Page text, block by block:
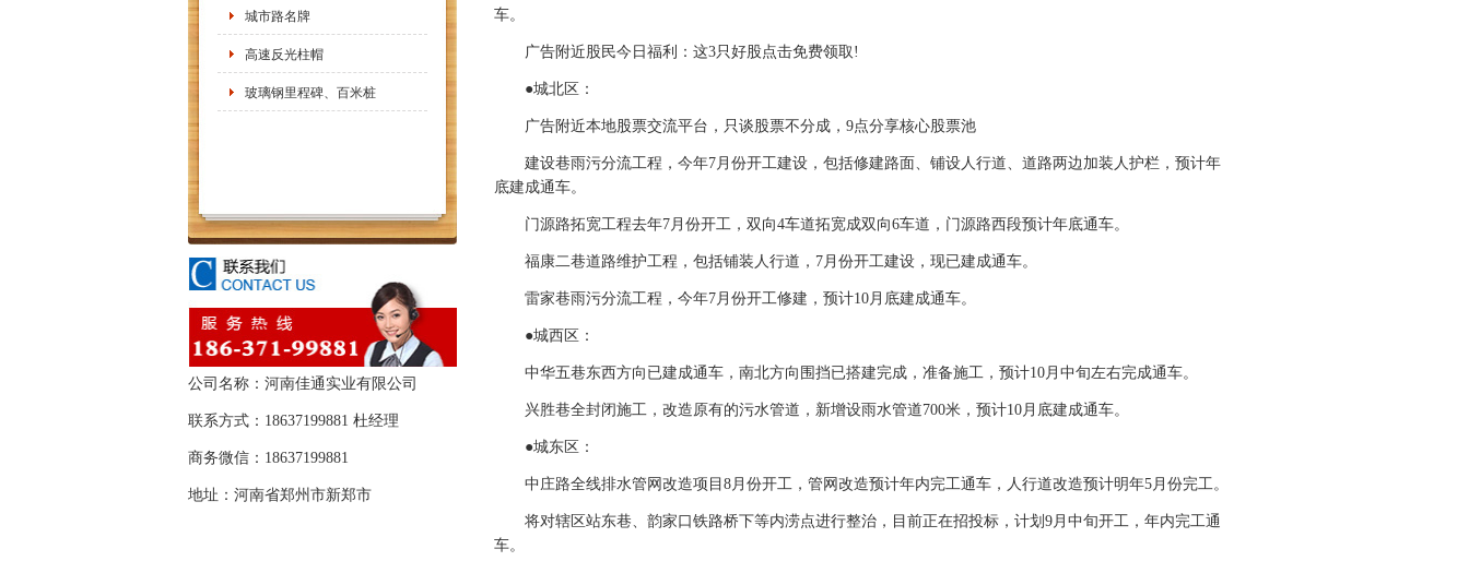
城市路名牌
高速反光柱帽
玻璃钢里程碑、百米桩
公司名称：河南佳通实业有限公司
联系方式：18637199881 杜经理
商务微信：18637199881
地址：河南省郑州市新郑市
车。
广告附近股民今日福利：这3只好股点击免费领取!
●城北区：
广告附近本地股票交流平台，只谈股票不分成，9点分享核心股票池
建设巷雨污分流工程，今年7月份开工建设，包括修建路面、铺设人行道、道路两边加装人护栏，预计年
底建成通车。
门源路拓宽工程去年7月份开工，双向4车道拓宽成双向6车道，门源路西段预计年底通车。
福康二巷道路维护工程，包括铺装人行道，7月份开工建设，现已建成通车。
雷家巷雨污分流工程，今年7月份开工修建，预计10月底建成通车。
●城西区：
中华五巷东西方向已建成通车，南北方向围挡已搭建完成，准备施工，预计10月中旬左右完成通车。
兴胜巷全封闭施工，改造原有的污水管道，新增设雨水管道700米，预计10月底建成通车。
●城东区：
中庄路全线排水管网改造项目8月份开工，管网改造预计年内完工通车，人行道改造预计明年5月份完工。
将对辖区站东巷、韵家口铁路桥下等内涝点进行整治，目前正在招投标，计划9月中旬开工，年内完工通
车。